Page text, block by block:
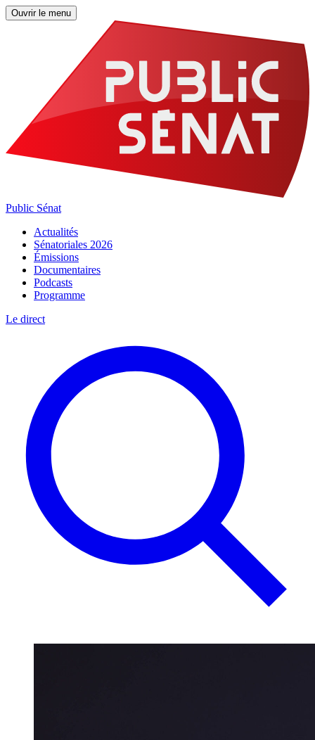
Ouvrir le menu
Public Sénat
Actualités
Sénatoriales 2026
Émissions
Documentaires
Podcasts
Programme
Le direct